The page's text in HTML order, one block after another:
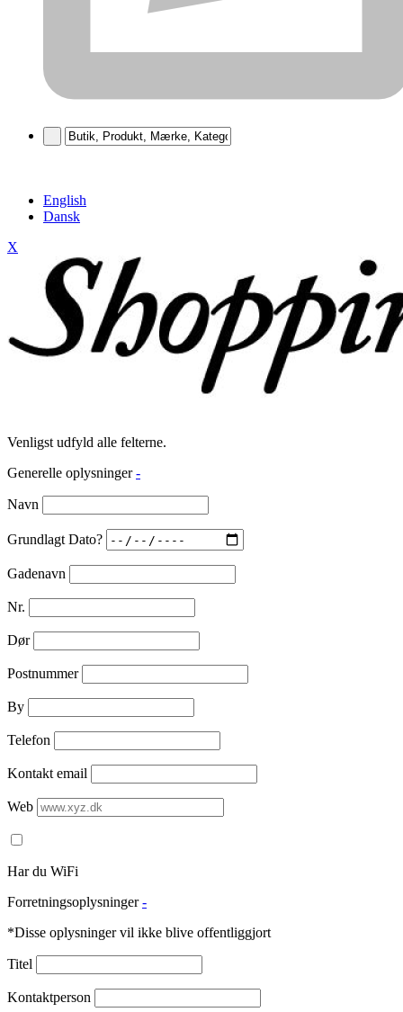
English
Dansk
X
Venligst udfyld alle felterne.
Generelle oplysninger -
Navn
Grundlagt Dato?
Gadenavn
Nr.
Dør
Postnummer
By
Telefon
Kontakt email
Web
Har du WiFi
Forretningsoplysninger -
*Disse oplysninger vil ikke blive offentliggjort
Titel
Kontaktperson